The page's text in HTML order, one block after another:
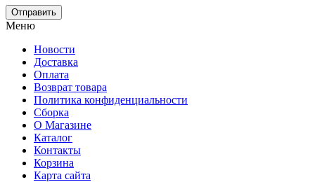
Меню
Новости
Доставка
Оплата
Возврат товара
Политика конфиденциальности
Сборка
О Магазине
Каталог
Контакты
Корзина
Карта сайта